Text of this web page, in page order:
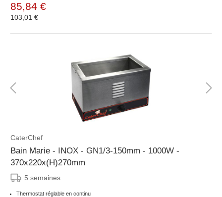
85,84 €
103,01 €
CaterChef
Bain Marie - INOX - GN1/3-150mm - 1000W -
370x220x(H)270mm
5 semaines
Thermostat réglable en continu